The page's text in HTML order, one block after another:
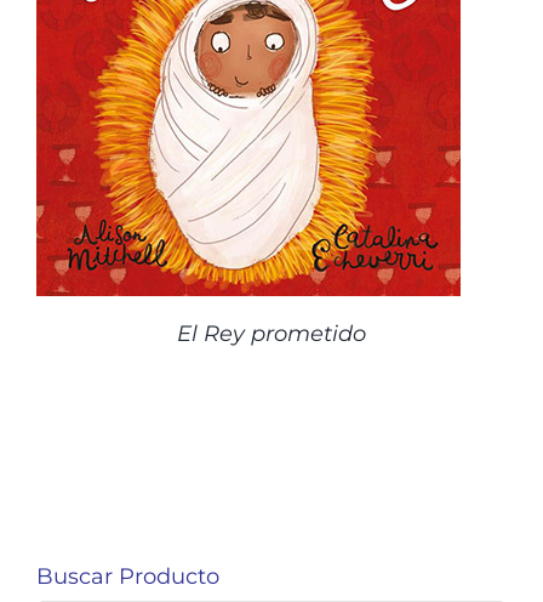
El Rey prometido
Buscar Producto